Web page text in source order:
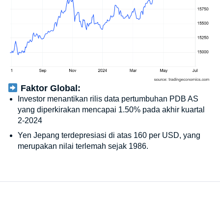
Faktor Global:
Investor menantikan rilis data pertumbuhan PDB AS
yang diperkirakan mencapai 1.50% pada akhir kuartal
2-2024
Yen Jepang terdepresiasi di atas 160 per USD, yang
merupakan nilai terlemah sejak 1986.